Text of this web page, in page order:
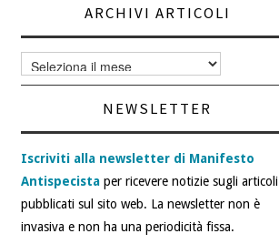
ARCHIVI ARTICOLI
Archivi
articoli
NEWSLETTER
Iscriviti alla newsletter di Manifesto
Antispecista per ricevere notizie sugli articoli
pubblicati sul sito web. La newsletter non è
invasiva e non ha una periodicità fissa.